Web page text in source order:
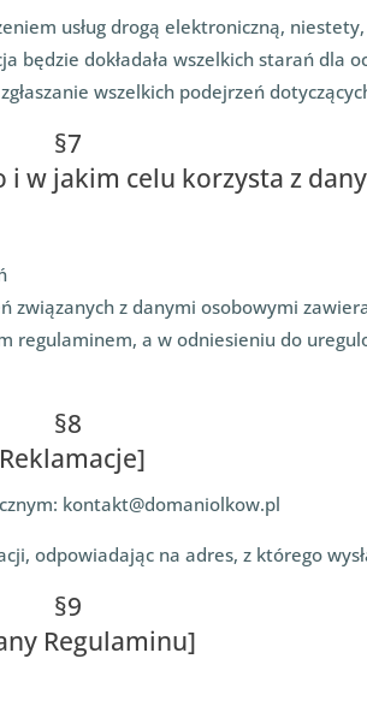
usług drogą elektroniczną,
dokładała wszelkich starań dla
wszelkich podejrzeń
§7
w jakim celu korzysta z
z danymi osobowymi
regulaminem, a w odniesieniu do
§8
kontakt@domaniolkow.pl
odpowiadając na adres, z którego
§9
Regulaminu]